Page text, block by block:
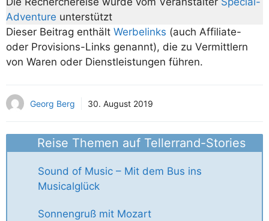
Adventure unterstützt
Dieser Beitrag enthält Werbelinks (auch Affiliate-
oder Provisions-Links genannt), die zu Vermittlern
von Waren oder Dienstleistungen führen.
Georg Berg 30. August 2019
Reise Themen auf Tellerrand-Stories
Sound of Music – Mit dem Bus ins
Musicalglück
Sonnengruß mit Mozart